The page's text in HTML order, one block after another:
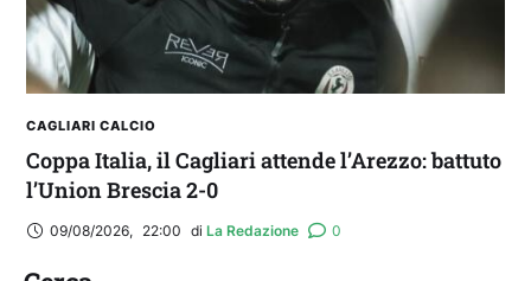
CAGLIARI CALCIO
Coppa Italia, il Cagliari attende l’Arezzo: battuto
l’Union Brescia 2-0
09/08/2026, 22:00 di La Redazione 0